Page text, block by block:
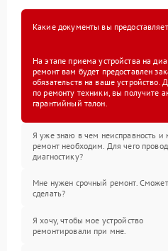
Какие документы вы
На этапе приема устройства на
ремонт вам будет предоставлен
обязательств на ваше устройство.
по ремонту техники, вы получите
гарантийный талон.
Я уже знаю в чем неисправность и
ремонт необходим. Для чего
диагностику?
Мне нужен срочный ремонт.
сделать?
Я хочу, чтобы мое устройство
ремонтировали при мне.